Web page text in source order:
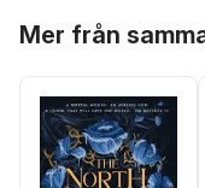
Mer från